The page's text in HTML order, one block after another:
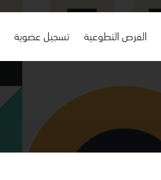
الفرص التطوعية تسجيل عضوية